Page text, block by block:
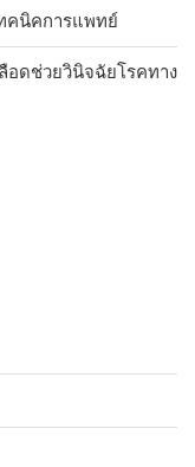
คนิคการแพทย์
อดช่วยวินิจฉัยโรคทาง